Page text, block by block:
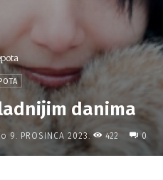
danima
9. PROSINCA 2023. 422 0